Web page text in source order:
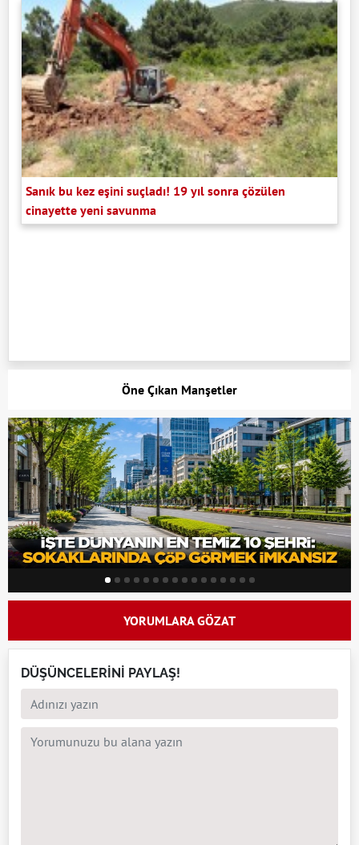
Sanık bu kez eşini suçladı! 19 yıl sonra çözülen
cinayette yeni savunma
Öne Çıkan Manşetler
YORUMLARA GÖZAT
DÜŞÜNCELERİNİ PAYLAŞ!